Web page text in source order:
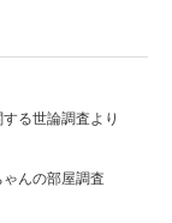
る世論調査より
んの部屋調査